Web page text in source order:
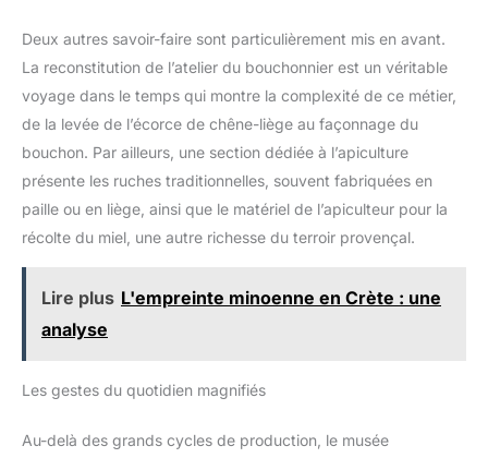
sans effort une pression allant jusqu'à 6 bar. Cela permet de
augmentant ainsi votre productivité. 🇩🇪 QUALITÉ
ALLEMANDE ET EXPERTISE : Marque GLORIA établie depuis
plus de 75 ans pour les amateurs, professionnels et l'industrie.
Profitez d'une grande durabilité et d'une garantie de 10 ans sur
les pièces de rechange : un investissement sûr pour votre
jardin !
Deux autres savoir-faire sont particulièrement mis en avant.
La reconstitution de l’atelier du bouchonnier est un véritable
voyage dans le temps qui montre la complexité de ce métier,
de la levée de l’écorce de chêne-liège au façonnage du
bouchon. Par ailleurs, une section dédiée à l’apiculture
présente les ruches traditionnelles, souvent fabriquées en
paille ou en liège, ainsi que le matériel de l’apiculteur pour la
récolte du miel, une autre richesse du terroir provençal.
Lire plus L'empreinte minoenne en Crète : une
analyse
Les gestes du quotidien magnifiés
Au-delà des grands cycles de production, le musée